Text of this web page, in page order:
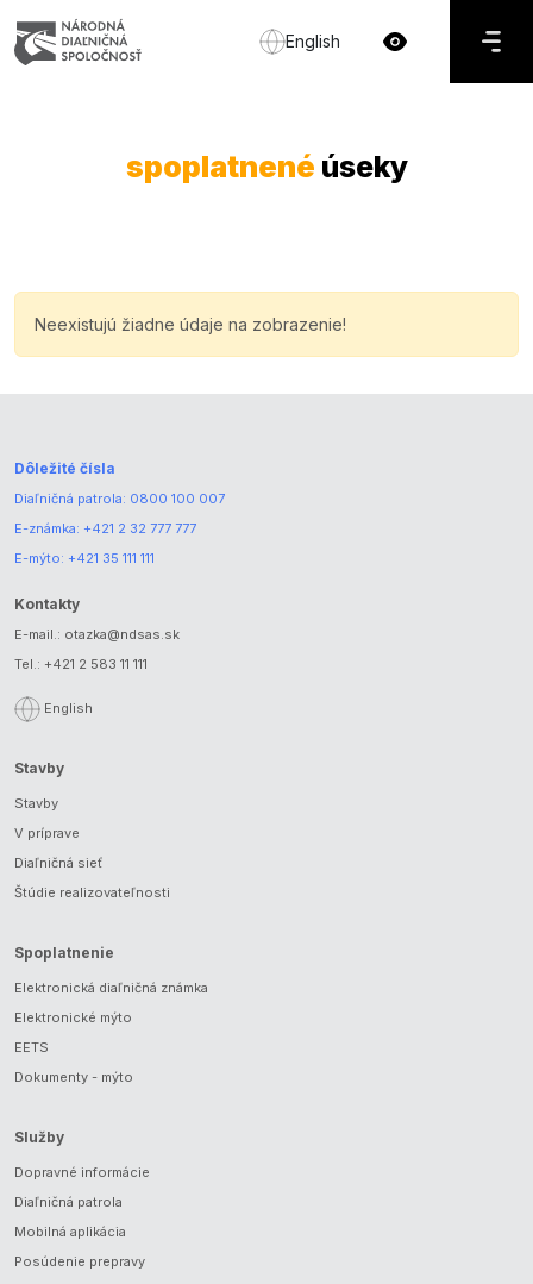
English
spoplatnené úseky
Neexistujú žiadne údaje na zobrazenie!
Dôležité čísla
Diaľničná patrola: 0800 100 007
E-známka: +421 2 32 777 777
E-mýto: +421 35 111 111
Kontakty
E-mail.: otazka@ndsas.sk
Tel.: +421 2 583 11 111
English
Stavby
Stavby
V príprave
Diaľničná sieť
Štúdie realizovateľnosti
Spoplatnenie
Elektronická diaľničná známka
Elektronické mýto
EETS
Dokumenty - mýto
Služby
Dopravné informácie
Diaľničná patrola
Mobilná aplikácia
Posúdenie prepravy